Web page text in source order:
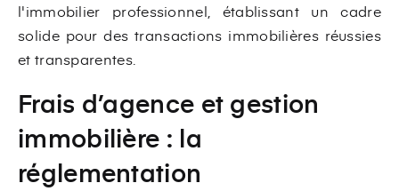
l'immobilier professionnel, établissant un cadre
solide pour des transactions immobilières réussies
et transparentes.
Frais d’agence et gestion
immobilière : la
réglementation